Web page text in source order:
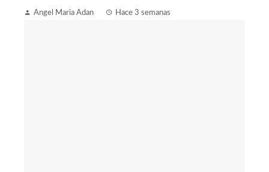
Angel Maria Adan Hace 3 semanas